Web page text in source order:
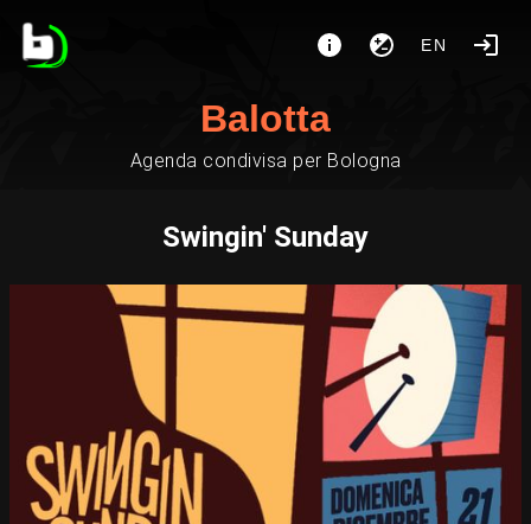
EN
Balotta
Agenda condivisa per Bologna
Swingin' Sunday